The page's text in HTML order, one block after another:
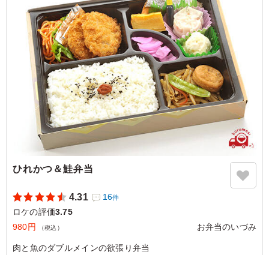
愛知県名古屋市熱田区大宝
2022/06/29
ひれかつ＆鮭弁当
4.31 16件
ロケの評価3.75
980円
（税込） お弁当のいづみ
肉と魚のダブルメインの欲張り弁当